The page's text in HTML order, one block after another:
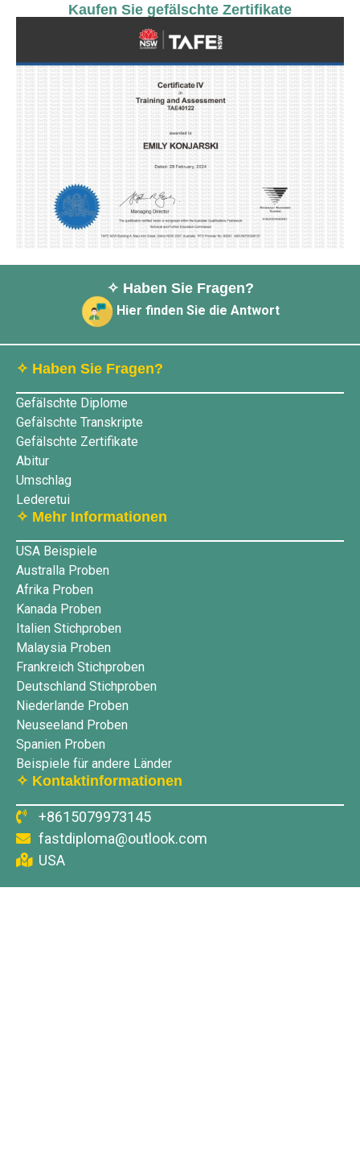
Kaufen Sie gefälschte Zertifikate
✧ Haben Sie Fragen?
Hier finden Sie die Antwort
✧ Haben Sie Fragen?
Gefälschte Diplome
Gefälschte Transkripte
Gefälschte Zertifikate
Abitur
Umschlag
Lederetui
✧ Mehr Informationen
USA Beispiele
Australla Proben
Afrika Proben
Kanada Proben
Italien Stichproben
Malaysia Proben
Frankreich Stichproben
Deutschland Stichproben
Niederlande Proben
Neuseeland Proben
Spanien Proben
Beispiele für andere Länder
✧ Kontaktinformationen
+8615079973145
fastdiploma@outlook.com
USA